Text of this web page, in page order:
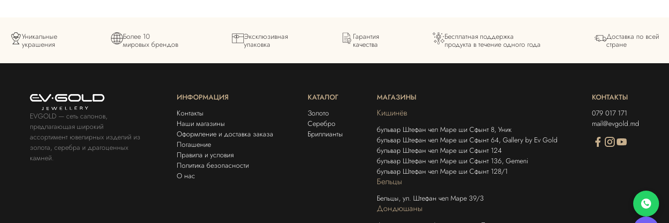
Уникальные
украшения
Более 10
мировых брендов
Эксклюзивная
упаковка
Гарантия
качества
Бесплатная поддержка
продукта в течение одного года
Доставка по всей
стране
EVGOLD — сеть салонов,
предлагающая широкий
ассортимент ювелирных изделий из
золота, серебра и драгоценных
камней.
ИНФОРМАЦИЯ
Контакты
Наши магазины
Оформление и доставка заказа
Погашение
Правила и условия
Политика безопасности
О нас
КАТАЛОГ
Золото
Серебро
Бриллианты
МАГАЗИНЫ
Кишинёв
бульвар Штефан чел Маре ши Сфынт 8, Уник
бульвар Штефан чел Маре ши Сфынт 64, Gallery by Ev Gold
бульвар Штефан чел Маре ши Сфынт 124
бульвар Штефан чел Маре ши Сфынт 136, Gemeni
бульвар Штефан чел Маре ши Сфынт 128/1
Бельцы
Бельцы, ул. Штефан чел Маре 39/3
Дондюшаны
КОНТАКТЫ
079 017 171
mail@evgold.md